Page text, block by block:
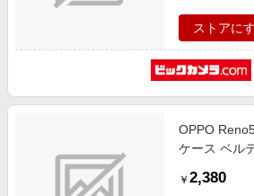
ストアに
OPPO
ケース ベル
￥ 2,380